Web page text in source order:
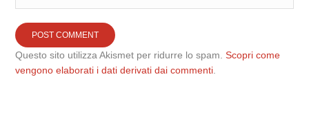
Questo sito utilizza Akismet per ridurre lo spam.Scopri come
vengono elaborati i dati derivati dai commenti